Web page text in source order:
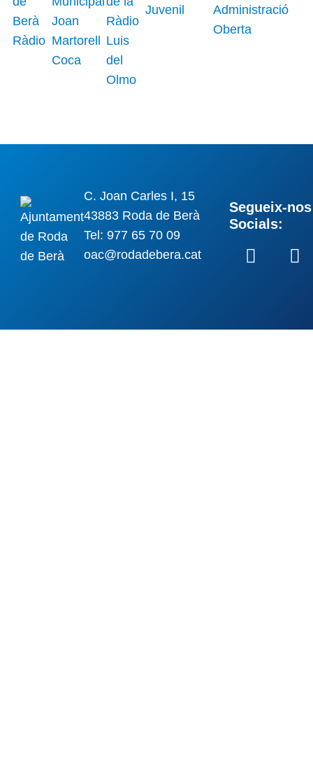
C. Joan Carles I, 15
43883 Roda de Berà
Tel: 977 65 70 09
oac@rodadebera.cat
Segueix-
Socials: